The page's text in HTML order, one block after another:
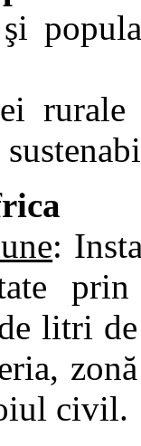
rurale
:
litri
civil.